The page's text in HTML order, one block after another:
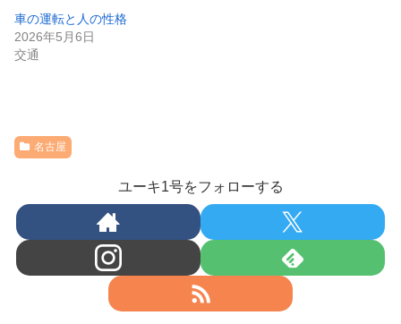
車の運転と人の性格
2026年5月6日
交通
名古屋
ユーキ1号をフォローする